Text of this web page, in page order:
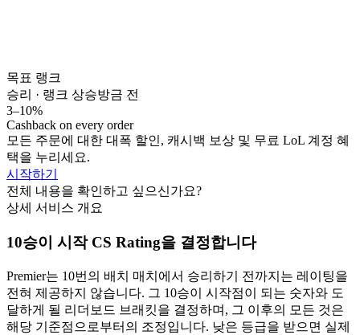
목표 랭크
승리 · 랭크 상승방금 전
3–10%
Cashback on every order
모든 주문에 대한 대폭 할인, 캐시백 보상 및 무료 LoL 계정 혜
택을 누리세요.
시작하기
전체 내용을 확인하고 싶으신가요?
상세 서비스 개요
10승이 시작 CS Rating을 결정합니다
Premier는 10번의 배치 매치에서 승리하기 전까지는 레이팅을
전혀 제공하지 않습니다. 그 10승이 시작점이 되는 숫자와 도
달하게 될 리더보드 브래킷을 결정하며, 그 이후의 모든 것은
해당 기준점으로부터의 조정입니다. 낮은 등급을 받으면 실제